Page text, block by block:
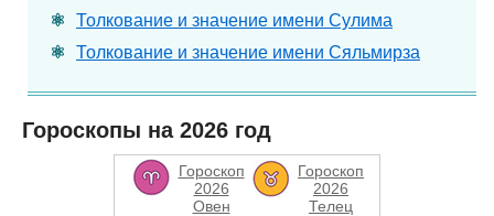
Толкование и значение имени Сулима
Толкование и значение имени Сяльмирза
Гороскопы на 2026 год
Гороскоп
2026
Овен
Гороскоп
2026
Телец